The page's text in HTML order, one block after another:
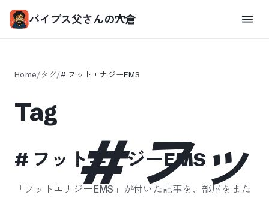
バイブス父さんの穴倉
Home/タグ/# フットエナジーEMS
#フ
Tag
# フットエナジーEMS
「 フットエナジーEMS 」が付いた記事を、部屋をまた